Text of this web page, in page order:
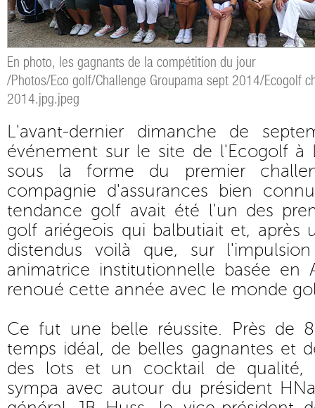
En photo, les gagnants de la compétition du jour
/Photos/Eco golf/Challenge Groupama sept 2014/Ecogolf
2014.jpg.jpeg
L'avant-dernier dimanche de
événement sur le site de l'Ecogolf à
sous la forme du premier
compagnie d'assurances bien
tendance golf avait été l'un des
golf ariégeois qui balbutiait et, après
distendus voilà que, sur
animatrice institutionnelle basée en
renoué cette année avec le monde
Ce fut une belle réussite. Près de
temps idéal, de belles gagnantes et
des lots et un cocktail de qualité,
sympa avec autour du président